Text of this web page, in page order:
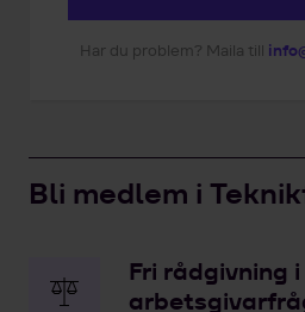
Har du problem? Maila till
Bli medlem i
Fri rådgivning i